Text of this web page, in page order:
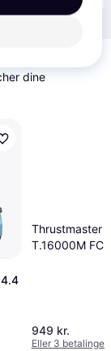
dine
4.4
Thrustmaster
T.16000M FCS
949 kr.
Eller 3 betalinger